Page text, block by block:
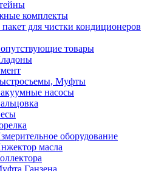
комплекты
для чистки кондиционеров
товары
Муфты
насосы
оборудование
масла
Ганзена